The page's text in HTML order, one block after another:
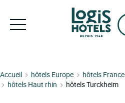
Accueil hôtels Europe hôtels France
hôtels Haut rhin
hôtels Turckheim